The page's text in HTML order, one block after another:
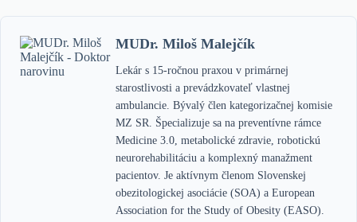
MUDr. Miloš Malejčík
Lekár s 15-ročnou praxou v primárnej
starostlivosti a prevádzkovateľ vlastnej
ambulancie. Bývalý člen kategorizačnej komisie
MZ SR. Špecializuje sa na preventívne rámce
Medicine 3.0, metabolické zdravie, robotickú
neurorehabilitáciu a komplexný manažment
pacientov. Je aktívnym členom Slovenskej
obezitologickej asociácie (SOA) a European
Association for the Study of Obesity (EASO).